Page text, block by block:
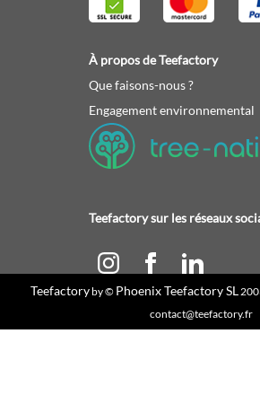
Calculez votre
À propos de Teefactory
Que faisons-nous ?
Engagement environnemental
Teefactory sur les réseaux
Teefactoryby © Phoenix Teefactory SL
contact@teefactory.fr